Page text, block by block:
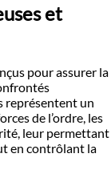
et
pour assurer la
représentent un
de l’ordre, les
leur permettant
en contrôlant la